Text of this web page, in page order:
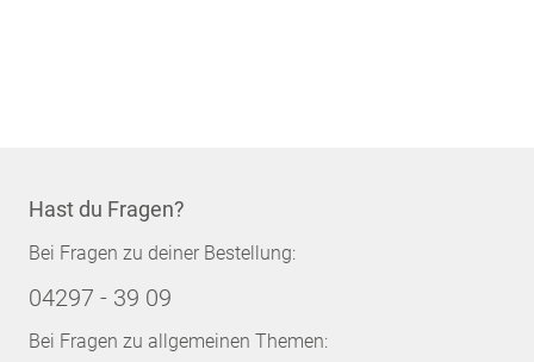
Hast du Fragen?
Bei Fragen zu deiner Bestellung:
04297 - 39 09
Bei Fragen zu allgemeinen Themen: